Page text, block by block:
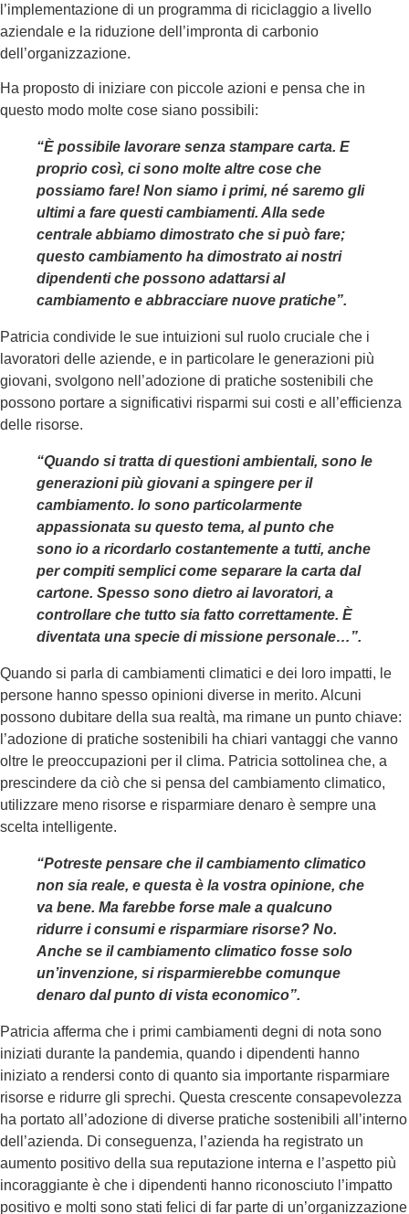
l’implementazione di un programma di riciclaggio a livello
aziendale e la riduzione dell’impronta di carbonio
dell’organizzazione.
Ha proposto di iniziare con piccole azioni e pensa che in
questo modo molte cose siano possibili:
“È possibile lavorare senza stampare carta. E
proprio così, ci sono molte altre cose che
possiamo fare! Non siamo i primi, né saremo gli
ultimi a fare questi cambiamenti. Alla sede
centrale abbiamo dimostrato che si può fare;
questo cambiamento ha dimostrato ai nostri
dipendenti che possono adattarsi al
cambiamento e abbracciare nuove pratiche”.
Patricia condivide le sue intuizioni sul ruolo cruciale che i
lavoratori delle aziende, e in particolare le generazioni più
giovani, svolgono nell’adozione di pratiche sostenibili che
possono portare a significativi risparmi sui costi e all’efficienza
delle risorse.
“Quando si tratta di questioni ambientali, sono le
generazioni più giovani a spingere per il
cambiamento. Io sono particolarmente
appassionata su questo tema, al punto che
sono io a ricordarlo costantemente a tutti, anche
per compiti semplici come separare la carta dal
cartone. Spesso sono dietro ai lavoratori, a
controllare che tutto sia fatto correttamente. È
diventata una specie di missione personale…”.
Quando si parla di cambiamenti climatici e dei loro impatti, le
persone hanno spesso opinioni diverse in merito. Alcuni
possono dubitare della sua realtà, ma rimane un punto chiave:
l’adozione di pratiche sostenibili ha chiari vantaggi che vanno
oltre le preoccupazioni per il clima. Patricia sottolinea che, a
prescindere da ciò che si pensa del cambiamento climatico,
utilizzare meno risorse e risparmiare denaro è sempre una
scelta intelligente.
“Potreste pensare che il cambiamento climatico
non sia reale, e questa è la vostra opinione, che
va bene. Ma farebbe forse male a qualcuno
ridurre i consumi e risparmiare risorse? No.
Anche se il cambiamento climatico fosse solo
un’invenzione, si risparmierebbe comunque
denaro dal punto di vista economico”.
Patricia afferma che i primi cambiamenti degni di nota sono
iniziati durante la pandemia, quando i dipendenti hanno
iniziato a rendersi conto di quanto sia importante risparmiare
risorse e ridurre gli sprechi. Questa crescente consapevolezza
ha portato all’adozione di diverse pratiche sostenibili all’interno
dell’azienda. Di conseguenza, l’azienda ha registrato un
aumento positivo della sua reputazione interna e l’aspetto più
incoraggiante è che i dipendenti hanno riconosciuto l’impatto
positivo e molti sono stati felici di far parte di un’organizzazione